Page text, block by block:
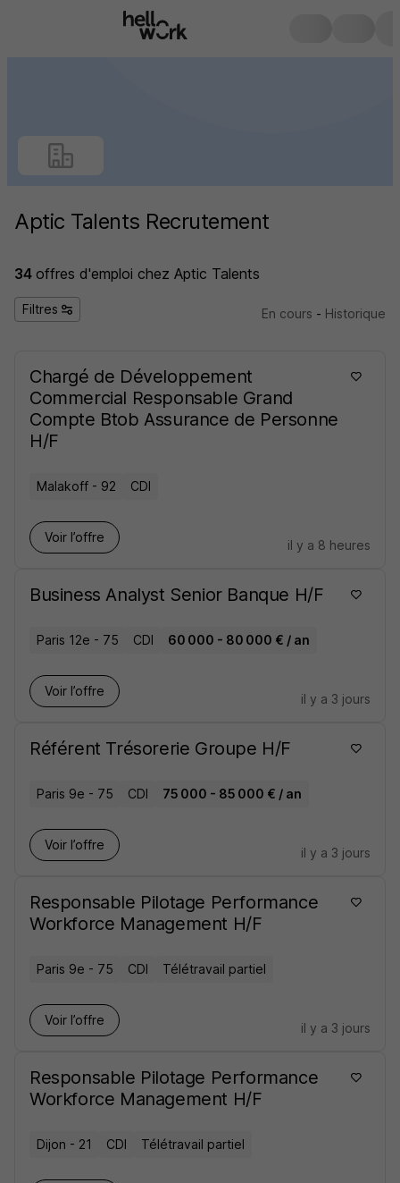
Aptic Talents Recrutement
34 offres d'emploi chez Aptic Talents
Filtres En cours - Historique
Chargé de Développement
Commercial Responsable Grand
Compte Btob Assurance de Personne
H/F
Malakoff - 92 CDI
Voir l’offre
il y a 8 heures
Business Analyst Senior Banque H/F
Paris 12e - 75 CDI 60 000 - 80 000 € / an
Voir l’offre
il y a 3 jours
Référent Trésorerie Groupe H/F
Paris 9e - 75 CDI 75 000 - 85 000 € / an
Voir l’offre
il y a 3 jours
Responsable Pilotage Performance
Workforce Management H/F
Paris 9e - 75 CDI Télétravail partiel
Voir l’offre
il y a 3 jours
Responsable Pilotage Performance
Workforce Management H/F
Dijon - 21 CDI Télétravail partiel